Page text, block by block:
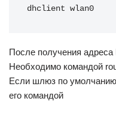
dhclient wlan0
После получения
Необходимо командой
Если шлюз по умолчанию
его командой